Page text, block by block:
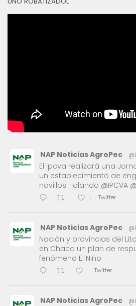
NAP Noticias AgroPec
El Ipcva realizará una
un establecimiento de
novillos Holando @IPCVA
1 1 Twitter
NAP Noticias AgroPec
Nación y provincias del
en Chaco un plan de
fenómeno El Niño
Twitter
NAP Noticias AgroPec